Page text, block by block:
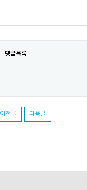
댓글목록
이전글 다음글